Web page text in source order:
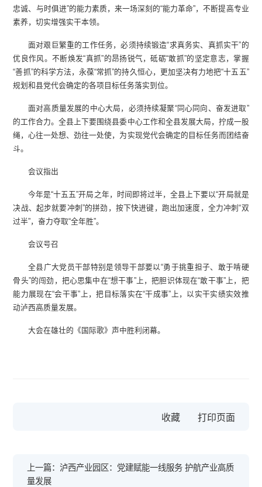
忠诚、与时俱进”的能力素质，来一场深刻的“能力革命”，不断提高专业
素养，切实增强实干本领。
面对艰巨繁重的工作任务，必须持续锻造“求真务实、真抓实干”的
优良作风。不断焕发“真抓”的昂扬锐气，砥砺“敢抓”的坚定意志，掌握
“善抓”的科学方法，永葆“常抓”的持久恒心，更加坚决有力地把“十五五”
规划和县党代会确定的各项目标任务落实到位。
面对高质量发展的中心大局，必须持续凝聚“同心同向、奋发进取”
的工作合力。全县上下要围绕县委中心工作和全县发展大局，拧成一股
绳，心往一处想、劲往一处使，为实现党代会确定的目标任务而团结奋
斗。
会议指出
今年是“十五五”开局之年，时间即将过半，全县上下要以“开局就是
决战、起步就要冲刺”的拼劲，按下快进键，跑出加速度，全力冲刺“双
过半”，奋力夺取“全年胜”。
会议号召
全县广大党员干部特别是领导干部要以“勇于挑重担子、敢于啃硬
骨头”的闯劲，把心思集中在“想干事”上，把胆识体现在“敢干事”上，把
能力展现在“会干事”上，把目标落实在“干成事”上，以实干实绩实效推
动泸西高质量发展。
大会在雄壮的《国际歌》声中胜利闭幕。
收藏
上一篇：泸西产业园区：党建赋能一线服务 护航产业高质
量发展